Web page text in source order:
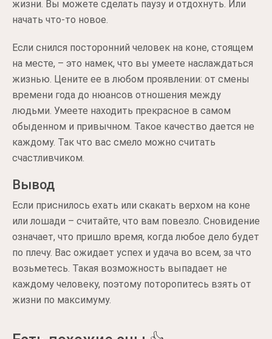
жизни. Вы можете сделать паузу и отдохнуть. Или
начать что-то новое.
Если снился посторонний человек на коне, стоящем
на месте, – это намек, что вы умеете наслаждаться
жизнью. Цените ее в любом проявлении: от смены
времени года до нюансов отношения между
людьми. Умеете находить прекрасное в самом
обыденном и привычном. Такое качество дается не
каждому. Так что вас смело можно считать
счастливчиком.
Вывод
Если приснилось ехать или скакать верхом на коне
или лошади – считайте, что вам повезло. Сновидение
означает, что пришло время, когда любое дело будет
по плечу. Вас ожидает успех и удача во всем, за что
возьметесь. Такая возможность выпадает не
каждому человеку, поэтому поторопитесь взять от
жизни по максимуму.